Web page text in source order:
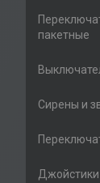
пакетные
Сирены и